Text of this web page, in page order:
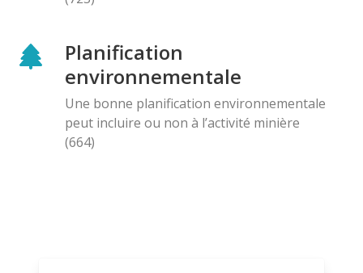
Planification
environnementale
Une bonne planification environnementale
peut incluire ou non à l’activité minière
(664)